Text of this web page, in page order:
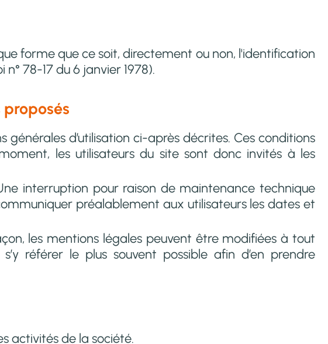
forme que ce soit, directement ou non, l'identification
78-17 du 6 janvier 1978).
générales d’utilisation ci-après décrites. Ces conditions
les utilisateurs du site sont donc invités à les
interruption pour raison de maintenance technique
préalablement aux utilisateurs les dates et
les mentions légales peuvent être modifiées à tout
référer le plus souvent possible afin d’en prendre
activités de la société.